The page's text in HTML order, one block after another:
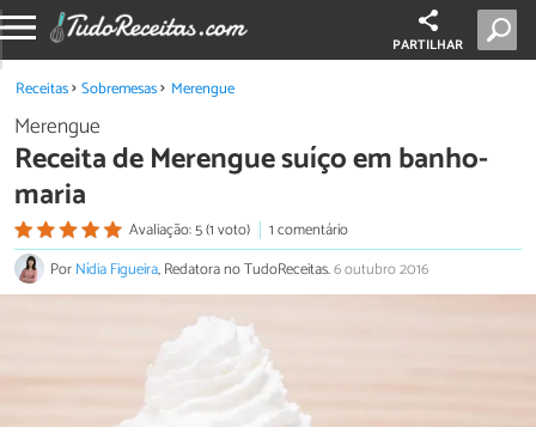
PARTILHAR
Receitas Sobremesas Merengue
Merengue
Receita de Merengue suíço em banho-
maria
Avaliação: 5 (1 voto)
1 comentário
PorNídia Figueira, Redatora no TudoReceitas.6 outubro 2016